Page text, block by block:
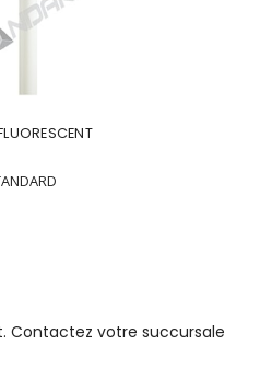
Contactez votre succursale